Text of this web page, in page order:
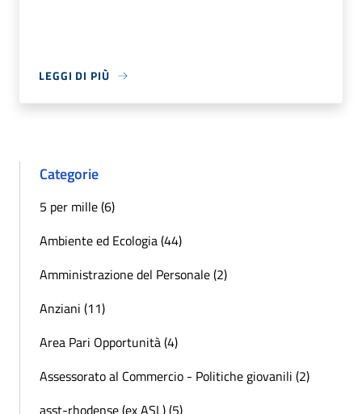
LEGGI DI PIÙ
Categorie
5 per mille (6)
Ambiente ed Ecologia (44)
Amministrazione del Personale (2)
Anziani (11)
Area Pari Opportunità (4)
Assessorato al Commercio - Politiche giovanili (2)
asst-rhodense (ex ASL) (5)